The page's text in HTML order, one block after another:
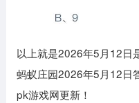
以上就是2026年5月12日
蚂蚁庄园2026年5月12日
pk游戏网更新！